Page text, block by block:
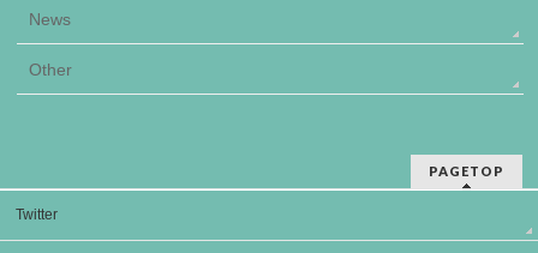
News
Other
PAGETOP
Twitter